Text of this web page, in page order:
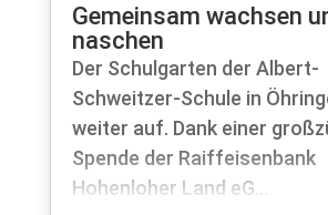
Gemeinsam wachsen
naschen
Der Schulgarten der Albert-
Schweitzer-Schule in
weiter auf. Dank einer
Spende der Raiffeisenbank
Hohenloher Land eG...